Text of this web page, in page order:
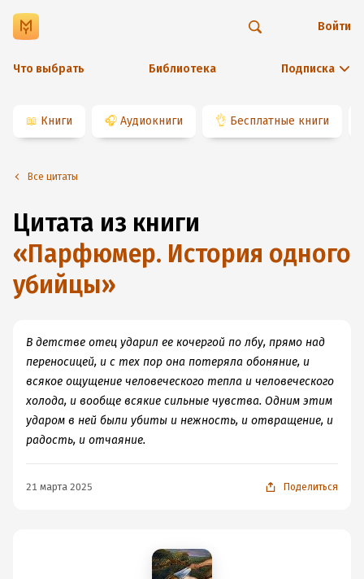
Что выбрать Библиотека Подписка
Войти
📖 Книги 🎧 Аудиокниги 👌 Бесплатные книги
Все цитаты
Цитата из книги
«Парфюмер. История одного
убийцы»
В детстве отец ударил ее кочергой по лбу, прямо над
переносицей, и с тех пор она потеряла обоняние, и
всякое ощущение человеческого тепла и человеческого
холода, и вообще всякие сильные чувства. Одним этим
ударом в ней были убиты и нежность, и отвращение, и
радость, и отчаяние.
21 марта 2025 Поделиться